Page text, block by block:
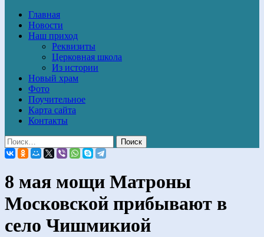
Главная
Новости
Наш приход
Реквизиты
Церковная школа
Из истории
Новый храм
Фото
Поучительное
Карта сайта
Контакты
8 мая мощи Матроны
Московской прибывают в
село Чишмикиой